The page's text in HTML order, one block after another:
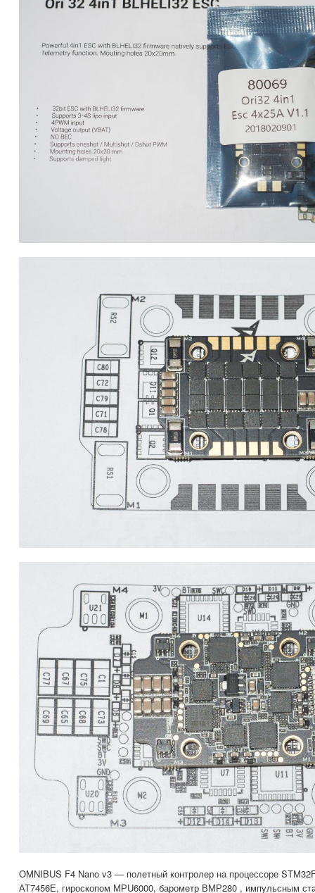
OMNIBUS F4 Nano v3 — полетный контролер на процессоре
АТ7456Е, гироскопом МРU6000, барометр ВМР280 , импульсным